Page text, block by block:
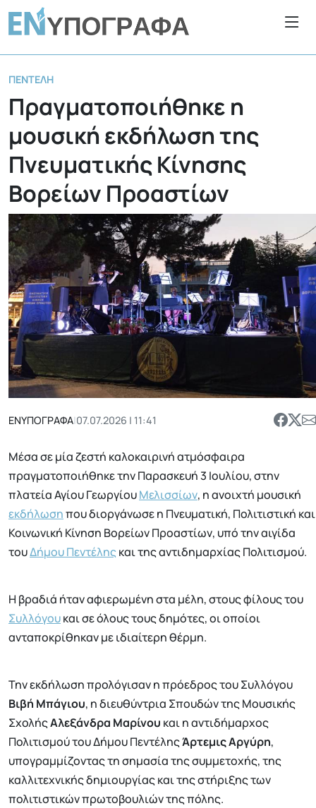
ΠΕΝΤΈΛΗ
Πραγματοποιήθηκε η
μουσική εκδήλωση της
Πνευματικής Κίνησης
Βορείων Προαστίων
ΕΝΥΠΟΓΡΑΦΑ|07.07.2026 | 11:41
Μέσα σε μία ζεστή καλοκαιρινή ατμόσφαιρα
πραγματοποιήθηκε την Παρασκευή 3 Ιουλίου, στην
πλατεία Αγίου ΓεωργίουΜελισσίων, η ανοιχτή μουσική
εκδήλωσηπου διοργάνωσε η Πνευματική, Πολιτιστική και
Κοινωνική Κίνηση Βορείων Προαστίων, υπό την αιγίδα
τουΔήμου Πεντέληςκαι της αντιδημαρχίας Πολιτισμού.
Η βραδιά ήταν αφιερωμένη στα μέλη, στους φίλους του
Συλλόγουκαι σε όλους τους δημότες, οι οποίοι
ανταποκρίθηκαν με ιδιαίτερη θέρμη.
Την εκδήλωση προλόγισαν η πρόεδρος του Συλλόγου
Βιβή Μπάγιου, η διευθύντρια Σπουδών της Μουσικής
ΣχολήςΑλεξάνδρα Μαρίνου και η αντιδήμαρχος
Πολιτισμού του Δήμου ΠεντέληςΆρτεμις Αργύρη,
υπογραμμίζοντας τη σημασία της συμμετοχής, της
καλλιτεχνικής δημιουργίας και της στήριξης των
πολιτιστικών πρωτοβουλιών της πόλης.